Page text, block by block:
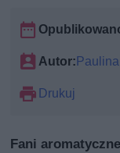
Autor:
Drukuj
Fani